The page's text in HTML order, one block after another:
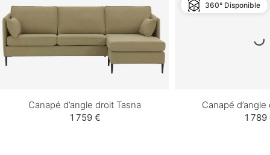
Canapé d’angle droit Tasna
1 759 €
360° Disponible
Canapé
1 789